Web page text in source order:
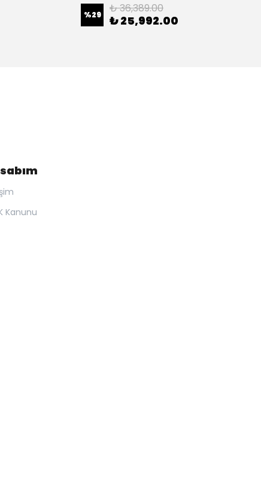
%29 ₺ 36,389.00
₺ 25,992.00
Kanunu